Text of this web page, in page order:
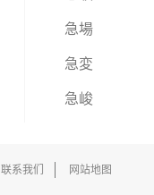
急場
急変
急峻
联系我们 网站地图